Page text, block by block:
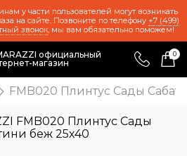
у части пользователей могут возникать
на сайте. Позвоните по телефону +7 (499)
звонок, мы вам обязательно поможем!
официальный
магазин
0
FMB020 Плинтус Сады
FMB020 Плинтус Сады
беж 25х40